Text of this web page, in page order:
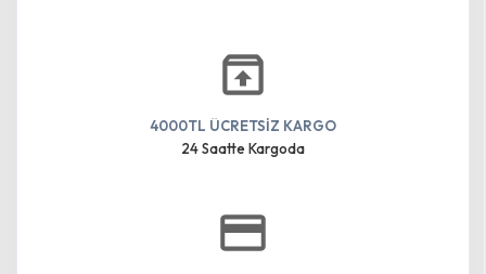
4000TL ÜCRETSİZ KARGO
24 Saatte Kargoda